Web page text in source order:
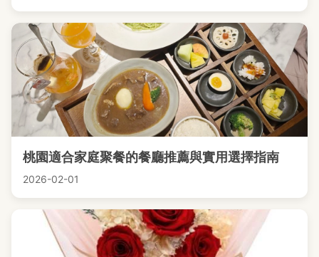
桃園適合家庭聚餐的餐廳推薦與實用選擇指南
2026-02-01